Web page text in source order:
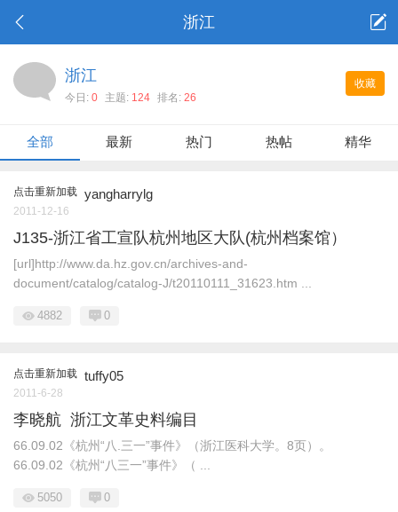
浙江
收藏
浙江
今日: 0 主题: 124 排名: 26
全部 最新 热门 热帖 精华
点击重新加载 yangharrylg
2011-12-16
J135-浙江省工宣队杭州地区大队(杭州档案馆）
[url]http://www.da.hz.gov.cn/archives-and-
document/catalog/catalog-J/t20110111_31623.htm ...
4882 0
点击重新加载 tuffy05
2011-6-28
李晓航 浙江文革史料编目
66.09.02《杭州“八.三一”事件》（浙江医科大学。8页）。
66.09.02《杭州“八三一”事件》（ ...
5050 0